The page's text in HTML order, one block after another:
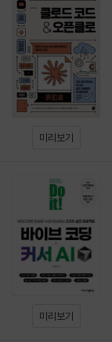
미리보기
미리보기